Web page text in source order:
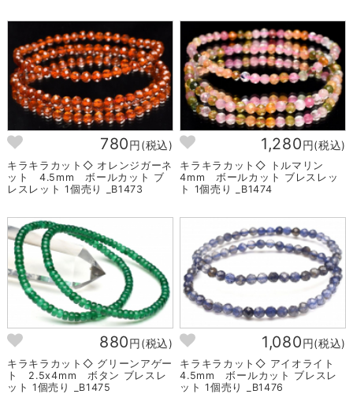
780円(税込)
キラキラカット◇ オレンジガーネ
ット 4.5mm ボールカット ブ
レスレット 1個売り _B1473
1,280円(税込)
キラキラカット◇ トルマリン
4mm ボールカット ブレスレッ
ト 1個売り _B1474
880円(税込)
キラキラカット◇ グリーンアゲー
ト 2.5x4mm ボタン ブレスレ
ット 1個売り _B1475
1,080円(税込)
キラキラカット◇ アイオライト
4.5mm ボールカット ブレスレ
ット 1個売り _B1476